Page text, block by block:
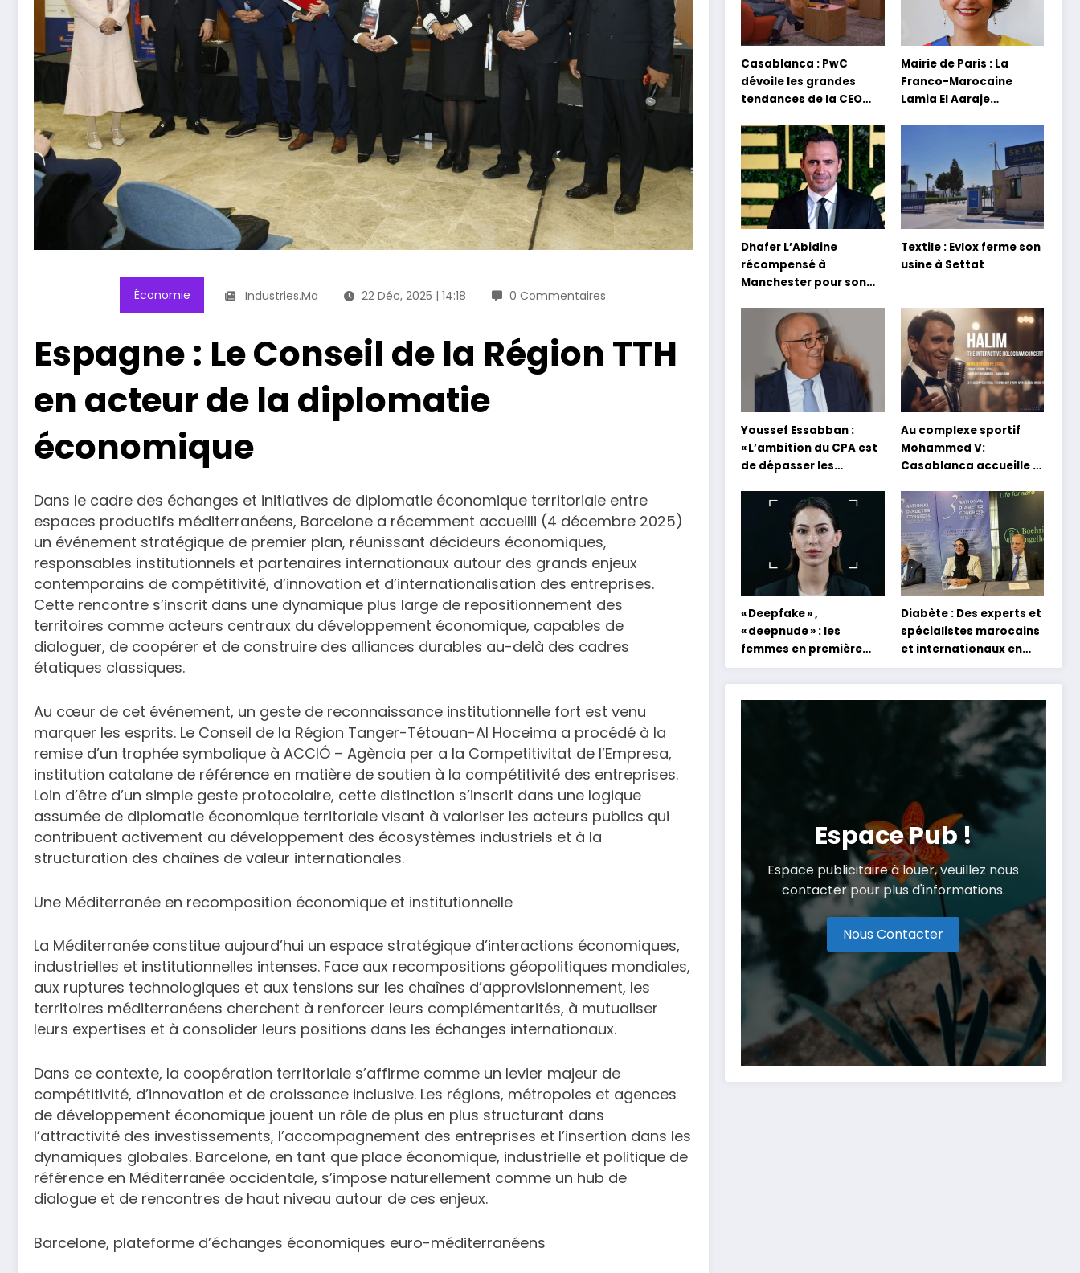
Économie Industries.ma 22 Déc, 2025 | 14:18 0 Commentaires
Espagne : Le Conseil de la Région TTH
en acteur de la diplomatie
économique
Dans le cadre des échanges et initiatives de diplomatie économique territoriale entre
espaces productifs méditerranéens, Barcelone a récemment accueilli (4 décembre 2025)
un événement stratégique de premier plan, réunissant décideurs économiques,
responsables institutionnels et partenaires internationaux autour des grands enjeux
contemporains de compétitivité, d’innovation et d’internationalisation des entreprises.
Cette rencontre s’inscrit dans une dynamique plus large de repositionnement des
territoires comme acteurs centraux du développement économique, capables de
dialoguer, de coopérer et de construire des alliances durables au-delà des cadres
étatiques classiques.
Au cœur de cet événement, un geste de reconnaissance institutionnelle fort est venu
marquer les esprits. Le Conseil de la Région Tanger-Tétouan-Al Hoceima a procédé à la
remise d’un trophée symbolique à ACCIÓ – Agència per a la Competitivitat de l’Empresa,
institution catalane de référence en matière de soutien à la compétitivité des entreprises.
Loin d’être d’un simple geste protocolaire, cette distinction s’inscrit dans une logique
assumée de diplomatie économique territoriale visant à valoriser les acteurs publics qui
contribuent activement au développement des écosystèmes industriels et à la
structuration des chaînes de valeur internationales.
Une Méditerranée en recomposition économique et institutionnelle
La Méditerranée constitue aujourd’hui un espace stratégique d’interactions économiques,
industrielles et institutionnelles intenses. Face aux recompositions géopolitiques mondiales,
aux ruptures technologiques et aux tensions sur les chaînes d’approvisionnement, les
territoires méditerranéens cherchent à renforcer leurs complémentarités, à mutualiser
leurs expertises et à consolider leurs positions dans les échanges internationaux.
Dans ce contexte, la coopération territoriale s’affirme comme un levier majeur de
compétitivité, d’innovation et de croissance inclusive. Les régions, métropoles et agences
de développement économique jouent un rôle de plus en plus structurant dans
l’attractivité des investissements, l’accompagnement des entreprises et l’insertion dans les
dynamiques globales. Barcelone, en tant que place économique, industrielle et politique de
référence en Méditerranée occidentale, s’impose naturellement comme un hub de
dialogue et de rencontres de haut niveau autour de ces enjeux.
Barcelone, plateforme d’échanges économiques euro-méditerranéens
Casablanca : PwC
dévoile les grandes
tendances de la CEO
Mairie de Paris : La
Franco-Marocaine
Lamia El Aaraje
Dhafer L’Abidine
récompensé à
Manchester pour son
Textile : Evlox ferme son
usine à Settat
Youssef Essabban :
« L’ambition du CPA est
de dépasser les
et académiques de
formation en
s’appuyant sur le
partage des
expériences »
Au complexe sportif
Mohammed V:
Casablanca accueille la
concert holographique
d’Abdel Halim Hafez
« Deepfake » ,
« deepnude » : les
femmes en première
ligne face aux dangers
de l’intelligence
artificielle
Diabète : Des experts et
spécialistes marocains
et internationaux en
conclave à Tanger
Espace Pub !
Espace publicitaire à louer, veuillez nous
contacter pour plus d'informations.
Nous Contacter